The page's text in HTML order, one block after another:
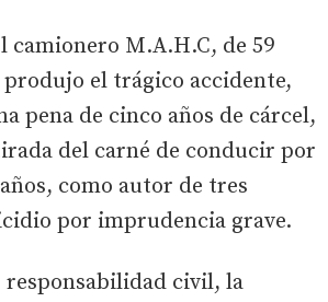
camionero M.A.H.C, de 59
produjo el trágico accidente,
pena de cinco años de cárcel,
del carné de conducir por
como autor de tres
por imprudencia grave.
responsabilidad civil, la